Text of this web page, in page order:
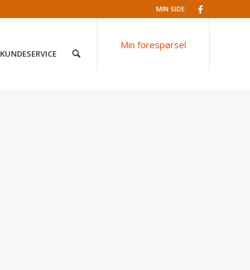
Facebook
MIN SIDE
KUNDESERVICE
Min forespørsel